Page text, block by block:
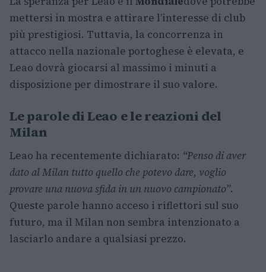
mettersi in mostra e attirare l’interesse di club
più prestigiosi. Tuttavia, la concorrenza in
attacco nella nazionale portoghese è elevata, e
Leao dovrà giocarsi al massimo i minuti a
disposizione per dimostrare il suo valore.
Le parole di Leao e le reazioni del
Milan
Leao ha recentemente dichiarato: “Penso di aver
dato al Milan tutto quello che potevo dare, voglio
provare una nuova sfida in un nuovo campionato”.
Queste parole hanno acceso i riflettori sul suo
futuro, ma il Milan non sembra intenzionato a
lasciarlo andare a qualsiasi prezzo.